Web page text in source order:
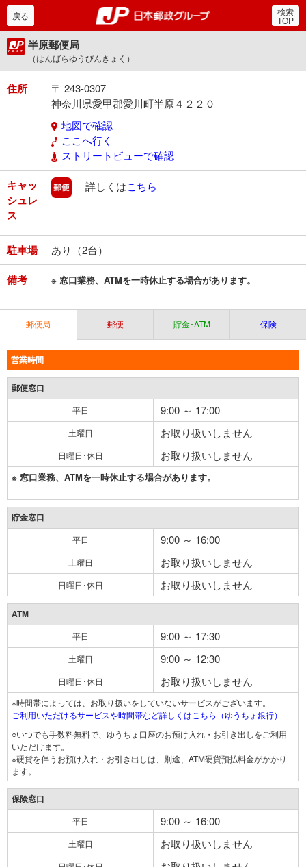
郵便局・日本郵政グルー
戻る 検索
TOP
半原郵便局
（はんばらゆうびんきょく）
住所
〒 243-0307
神奈川県愛甲郡愛川町半原４２２０
地図で確認
ここへ行く
ストリートビューで確認
キャッ
シュレ
ス
郵便
詳しくはこちら
駐車場 あり（2台）
備考 ※ 窓口業務、ATMを一時休止する場合があります。
郵便局 郵便 貯金･ATM 保険
営業時間
郵便窓口
平日 9:00 ～ 17:00
土曜日 お取り扱いしません
日曜日･休日 お取り扱いしません
※ 窓口業務、ATMを一時休止する場合があります。
貯金窓口
平日 9:00 ～ 16:00
土曜日 お取り扱いしません
日曜日･休日 お取り扱いしません
ATM
平日 9:00 ～ 17:30
土曜日 9:00 ～ 12:30
日曜日･休日 お取り扱いしません
※時間帯によっては、お取り扱いをしていないサービスがございます。
ご利用いただけるサービスや時間帯など詳しくはこちら（ゆうちょ銀行）
○いつでも手数料無料で、ゆうちょ口座のお預け入れ・お引き出しをご利用
いただけます。
※硬貨を伴うお預け入れ・お引き出しは、別途、ATM硬貨預払料金がかかり
ます。
保険窓口
平日 9:00 ～ 16:00
土曜日 お取り扱いしません